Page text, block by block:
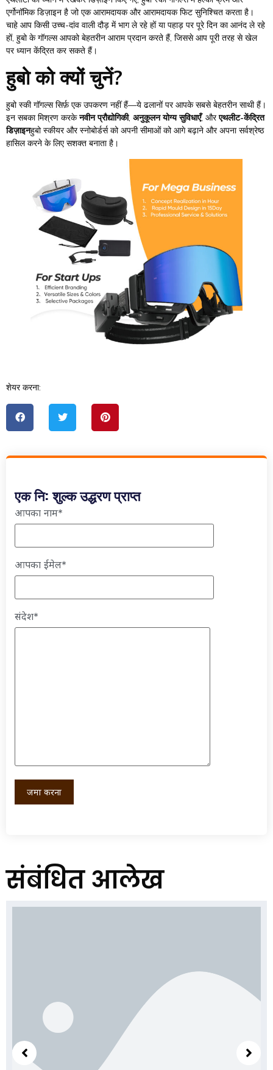
एर्गोनॉमिक डिज़ाइन है जो एक आरामदायक और आरामदायक फिट सुनिश्चित करता है।
चाहे आप किसी उच्च-दांव वाली दौड़ में भाग ले रहे हों या पहाड़ पर पूरे दिन का आनंद ले रहे
हों, हुबो के गॉगल्स आपको बेहतरीन आराम प्रदान करते हैं, जिससे आप पूरी तरह से खेल
पर ध्यान केंद्रित कर सकते हैं।
हुबो को क्यों चुनें?
हुबो स्की गॉगल्स सिर्फ़ एक उपकरण नहीं हैं—ये ढलानों पर आपके सबसे बेहतरीन साथी हैं।
इन सबका मिश्रण करकेनवीन प्रौद्योगिकी, अनुकूलन योग्य सुविधाएँ, औरएथलीट-केंद्रित
डिज़ाइनहुबो स्कीयर और स्नोबोर्डर्स को अपनी सीमाओं को आगे बढ़ाने और अपना सर्वश्रेष्ठ
हासिल करने के लिए सशक्त बनाता है।
शेयर करना:
एक नि: शुल्क उद्धरण प्राप्त
आपका नाम*
आपका ईमेल*
संदेश*
संबंधित आलेख